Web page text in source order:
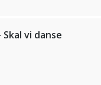
vi danse